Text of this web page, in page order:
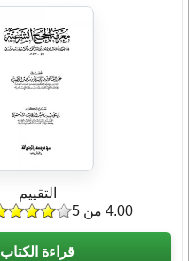
التقييم
4.00 من 5
قراءة الكتاب